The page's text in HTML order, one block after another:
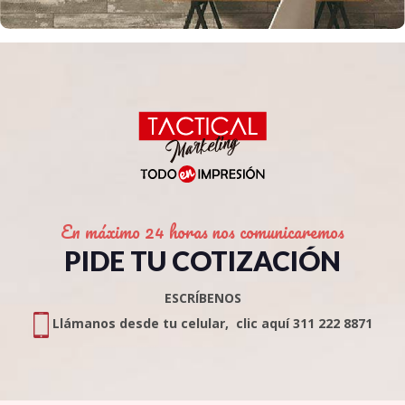
En máximo 24 horas nos comunicaremos
PIDE TU COTIZACIÓN
ESCRÍBENOS
Llámanos desde tu celular, clic aquí 311 222 8871